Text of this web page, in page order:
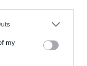
my
és faültetésre